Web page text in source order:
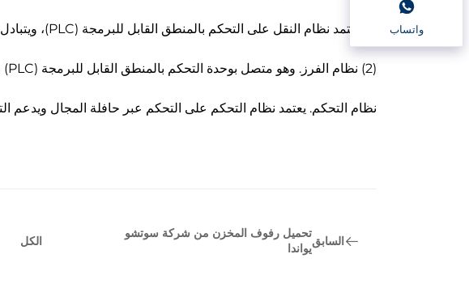
(2) نظام الفرز. وهو متصل بوحدة التحكم بالمنطق القابل للبرمجة (PLC) والمعدات الأخرى وخطوط الاتصال عبر حافلة المجال.
نظام التحكم. يعتمد نظام التحكم على التحكم عبر حافلة المجال ويدعم
السابق
تحميل رفوف المخزن من شركة سوتشو
يواندا
الكل
واتساب